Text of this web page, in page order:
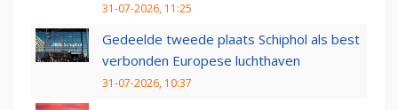
31-07-2026, 11:25
Gedeelde tweede plaats Schiphol als best
verbonden Europese luchthaven
31-07-2026, 10:37